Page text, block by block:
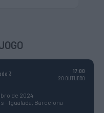
3
17:00
20 OUTUBRO
de 2024
- Igualada, Barcelona